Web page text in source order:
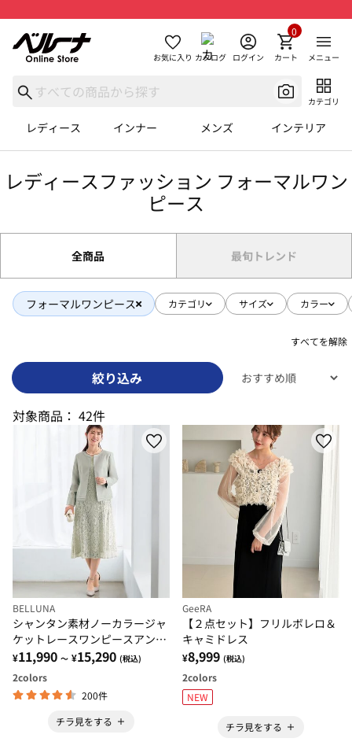
お気に入り カタログ ログイン カート
0
メニュー
カテゴリ
レディース インナー メンズ インテリア
レディースファッション フォーマルワン
ピース
全商品 最旬トレンド
フォーマルワンピース カテゴリ サイズ カラー
すべてを解除
絞り込み
対象商品： 42件
BELLUNA
シャンタン素材ノーカラージャ
ケットレースワンピースアンサ
ンブル
¥11,990 ～ ¥15,290 (税込)
2colors
200件
チラ見をする
GeeRA
【２点セット】フリルボレロ＆
キャミドレス
¥8,999 (税込)
2colors
NEW
チラ見をする